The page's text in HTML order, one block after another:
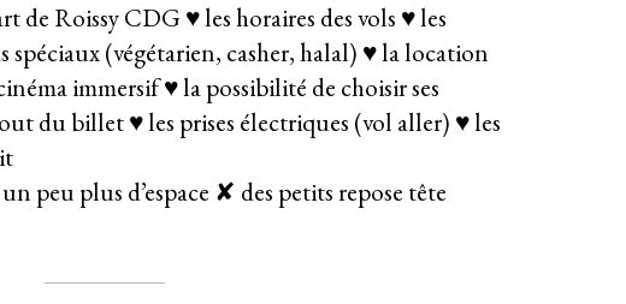
de Roissy CDG ♥ les horaires des vols ♥ les
spéciaux (végétarien, casher, halal) ♥ la location
immersif ♥ la possibilité de choisir ses
du billet ♥ les prises électriques (vol aller) ♥ les
peu plus d’espace ✘ des petits repose tête